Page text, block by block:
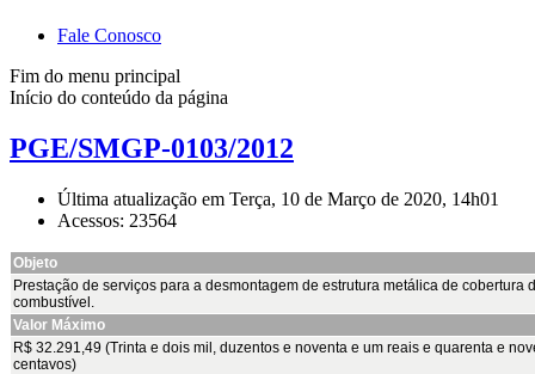
Fale Conosco
Fim do menu principal
Início do conteúdo da página
PGE/SMGP-0103/2012
Última atualização em Terça, 10 de Março de 2020, 14h01
Acessos: 23564
Objeto
Prestação de serviços para a desmontagem de estrutura metálica de cobertura
combustível.
Valor Máximo
R$ 32.291,49 (Trinta e dois mil, duzentos e noventa e um reais e quarenta e
centavos)